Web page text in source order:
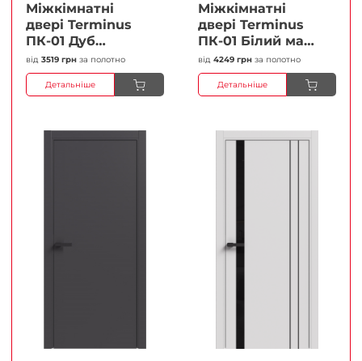
Міжкімнатні
двері Terminus
ПК-01 Дуб
античний Глухі
Плівка
від 3519 грн за полотно
Детальніше
Міжкімнатні
двері Terminus
ПК-01 Білий мат
(Термінус) Глухі
Плівка
від 4249 грн за полотно
Детальніше